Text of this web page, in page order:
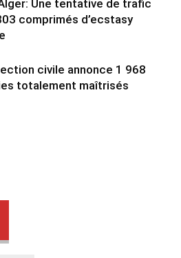
Une tentative de trafic
comprimés d’ecstasy
civile annonce 1 968
totalement maîtrisés